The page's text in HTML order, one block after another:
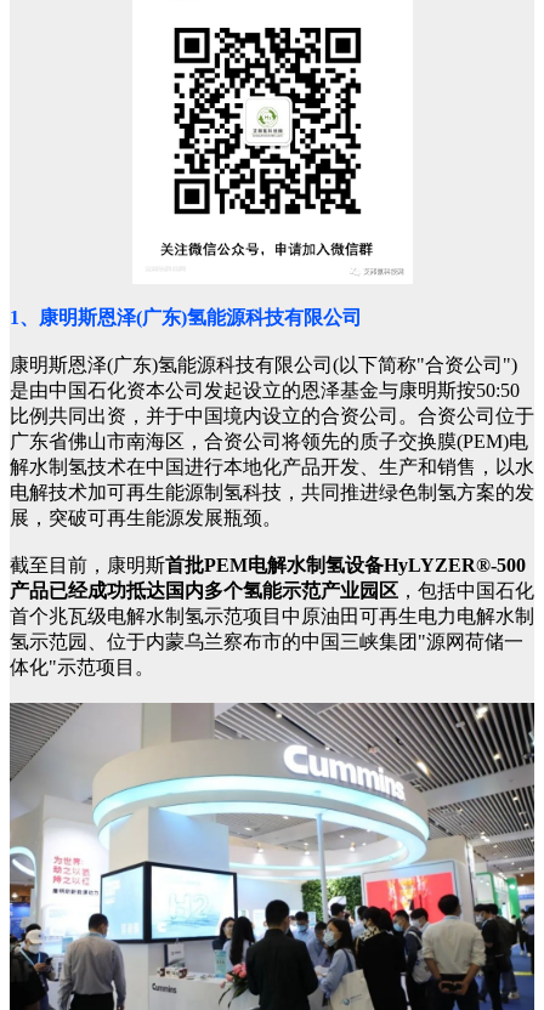
1、康明斯恩泽(广东)氢能源科技有限公司
康明斯恩泽(广东)氢能源科技有限公司(以下简称"合资公司")
是由中国石化资本公司发起设立的恩泽基金与康明斯按50:50
比例共同出资，并于中国境内设立的合资公司。合资公司位于
广东省佛山市南海区，合资公司将领先的质子交换膜(PEM)电
解水制氢技术在中国进行本地化产品开发、生产和销售，以水
电解技术加可再生能源制氢科技，共同推进绿色制氢方案的发
展，突破可再生能源发展瓶颈。
截至目前，康明斯首批PEM电解水制氢设备HyLYZER®-500
产品已经成功抵达国内多个氢能示范产业园区 ，包括中国石化
首个兆瓦级电解水制氢示范项目中原油田可再生电力电解水制
氢示范园、位于内蒙乌兰察布市的中国三峡集团"源网荷储一
体化"示范项目。